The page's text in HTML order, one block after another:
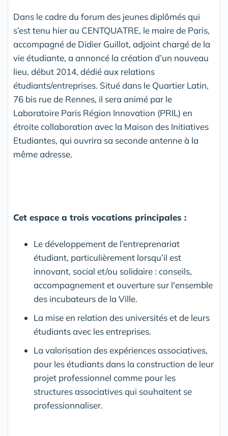
Dans le cadre du forum des jeunes diplômés qui
s’est tenu hier au CENTQUATRE, le maire de Paris,
accompagné de Didier Guillot, adjoint chargé de la
vie étudiante, a annoncé la création d’un nouveau
lieu, début 2014, dédié aux relations
étudiants/entreprises. Situé dans le Quartier Latin,
76 bis rue de Rennes, il sera animé par le
Laboratoire Paris Région Innovation (PRIL) en
étroite collaboration avec la Maison des Initiatives
Etudiantes, qui ouvrira sa seconde antenne à la
même adresse.
Cet espace a trois vocations principales :
Le développement de l’entreprenariat
étudiant, particulièrement lorsqu’il est
innovant, social et/ou solidaire : conseils,
accompagnement et ouverture sur l'ensemble
des incubateurs de la Ville.
La mise en relation des universités et de leurs
étudiants avec les entreprises.
La valorisation des expériences associatives,
pour les étudiants dans la construction de leur
projet professionnel comme pour les
structures associatives qui souhaitent se
professionnaliser.